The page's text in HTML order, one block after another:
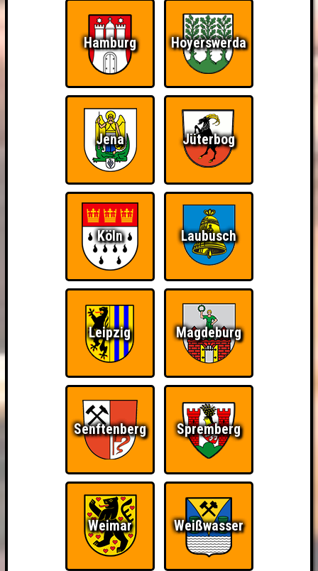
Hamburg Hoyerswerda
Jena Jüterbog
Köln Laubusch
Leipzig Magdeburg
Senftenberg Spremberg
Weimar Weißwasser